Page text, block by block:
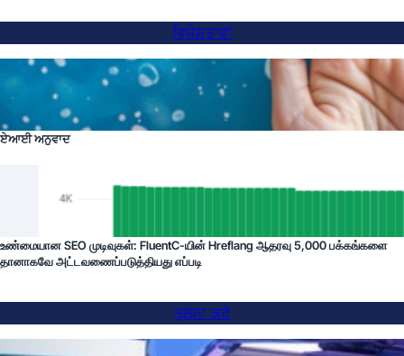
ਵਿਸ਼ੇਸ਼ਤਾਵਾਂ
ਏਆਈ ਅਨੁਵਾਦ
உண்மையான SEO முடிவுகள்: FluentC-யின் Hreflang ஆதரவு 5,000 பக்கங்களை
தானாகவே அட்டவணைப்படுத்தியது எப்படி
ਤੁਲਨਾ ਕਰੋ